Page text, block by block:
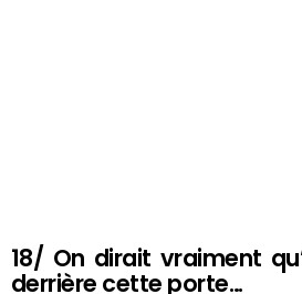
18/ On dirait vraiment
derrière cette porte…